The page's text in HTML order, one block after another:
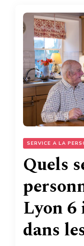
SERVICE A LA
Quels
Lyon
dans